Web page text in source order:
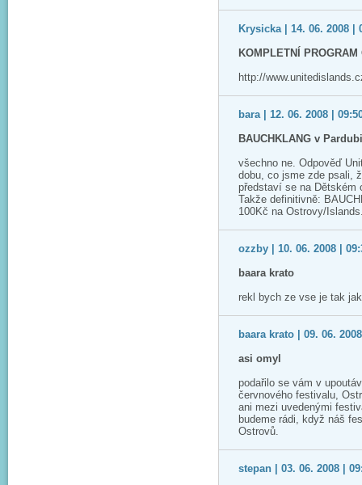
Krysicka | 14. 06. 2008 |
KOMPLETNÍ PROGRAM
http://
bara | 12. 06. 2008 |
BAUCHKLANG v
všechno ne. Odpověď
dobu, co jsme zde psali,
představí se na Dětském
Takže definitivně:
100Kč na Ostrovy/
ozzby | 10. 06. 2008 |
baara krato
rekl bych ze vse je tak
baara krato | 09. 06.
asi omyl
podařilo se vám v
červnového festivalu,
ani mezi uvedenými
budeme rádi, když náš
Ostrovů.
stepan | 03. 06. 2008 |